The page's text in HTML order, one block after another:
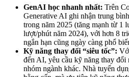
GenAI học nhanh nhất: Trên
Generative AI ghi nhận trung
trong năm 2025 (tăng mạnh từ 1
lượt/phút năm 2024), với hơn 8
ngắn hạn cũng ngày càng phổ
Kỹ năng thay đổi “siêu tốc”:
đến AI, yêu cầu kỹ năng thay đổi
nhóm ngành khác. Nhà tuyển